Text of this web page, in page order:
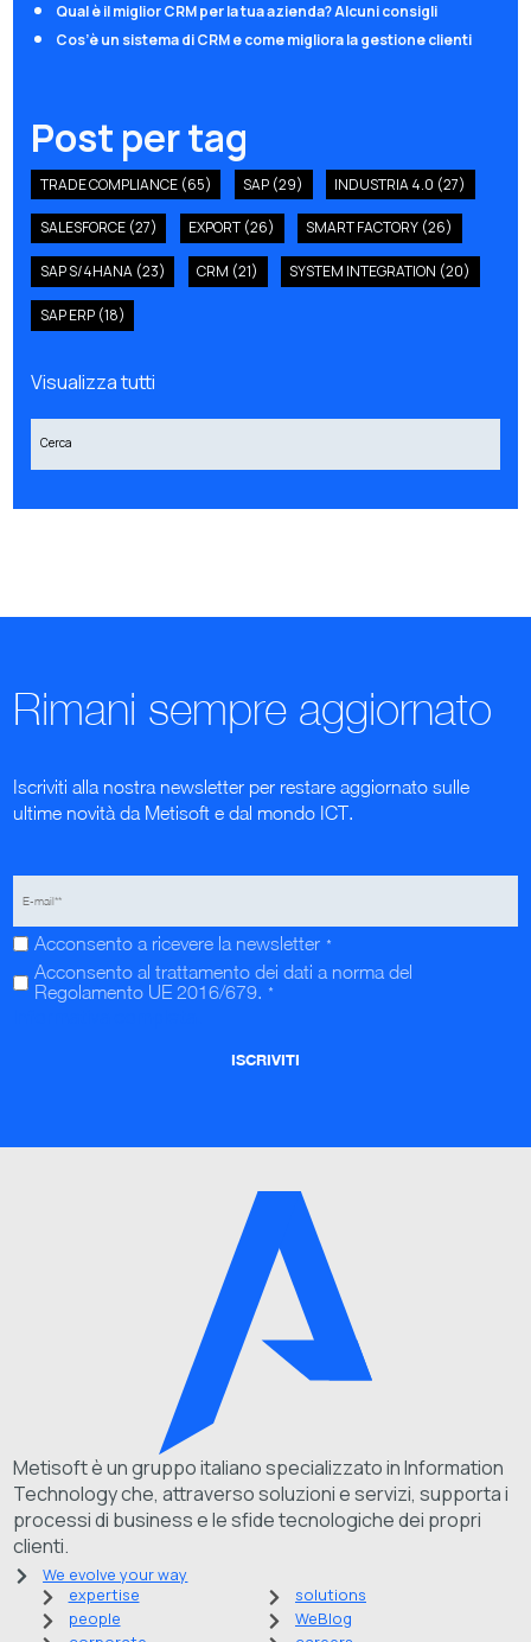
Qual è il miglior CRM per la tua azienda? Alcuni consigli
Cos’è un sistema di CRM e come migliora la gestione clienti
Post per tag
TRADE COMPLIANCE (65) SAP (29) INDUSTRIA 4.0 (27)
SALESFORCE (27) EXPORT (26) SMART FACTORY (26)
SAP S/4HANA (23) CRM (21) SYSTEM INTEGRATION (20)
SAP ERP (18)
Visualizza tutti
Rimani sempre aggiornato
Iscriviti alla nostra newsletter per restare aggiornato sulle
ultime novità da Metisoft e dal mondo ICT.
Acconsento a ricevere la newsletter *
Acconsento al trattamento dei dati a norma del
Regolamento UE 2016/679. *
Metisoft è un gruppo italiano specializzato in Information
Technology che, attraverso soluzioni e servizi, supporta i
processi di business e le sfide tecnologiche dei propri
clienti.
We evolve your way
expertise
solutions
people
WeBlog